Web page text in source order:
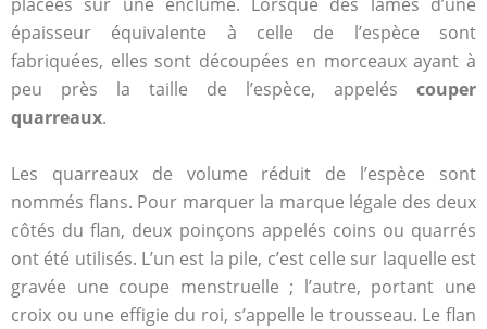
épaisseur équivalente à celle de l’espèce sont
fabriquées, elles sont découpées en morceaux ayant à
peu près la taille de l’espèce, appelés couper
quarreaux.
Les quarreaux de volume réduit de l’espèce sont
nommés flans. Pour marquer la marque légale des deux
côtés du flan, deux poinçons appelés coins ou quarrés
ont été utilisés. L’un est la pile, c’est celle sur laquelle est
gravée une coupe menstruelle ; l’autre, portant une
croix ou une effigie du roi, s’appelle le trousseau. Le flan